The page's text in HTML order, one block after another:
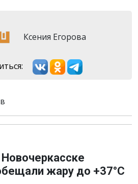
Ксения Егорова
жару до +37°C